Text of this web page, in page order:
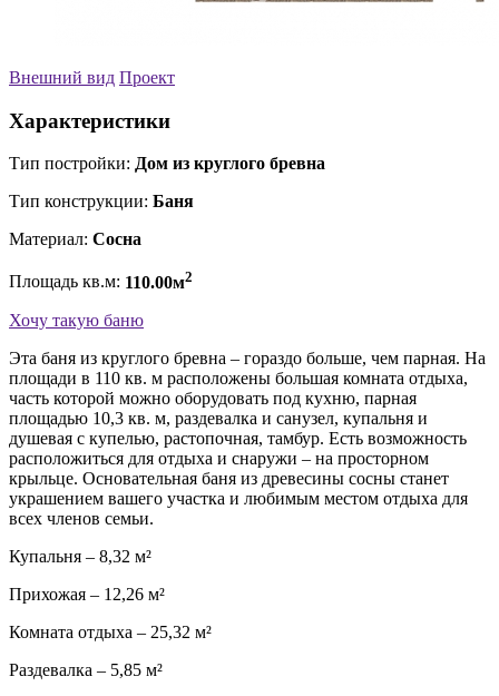
Внешний вид Проект
Характеристики
Тип постройки: Дом из круглого бревна
Тип конструкции: Баня
Материал: Сосна
Площадь кв.м: 110.00м2
Хочу такую баню
Эта баня из круглого бревна – гораздо больше, чем парная. На
площади в 110 кв. м расположены большая комната отдыха,
часть которой можно оборудовать под кухню, парная
площадью 10,3 кв. м, раздевалка и санузел, купальня и
душевая с купелью, растопочная, тамбур. Есть возможность
расположиться для отдыха и снаружи – на просторном
крыльце. Основательная баня из древесины сосны станет
украшением вашего участка и любимым местом отдыха для
всех членов семьи.
Купальня – 8,32 м²
Прихожая – 12,26 м²
Комната отдыха – 25,32 м²
Раздевалка – 5,85 м²